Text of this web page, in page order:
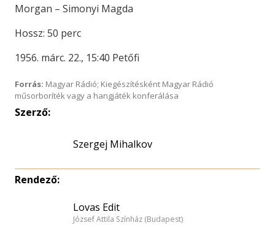
Morgan – Simonyi Magda
Hossz: 50 perc
1956. márc. 22., 15:40 Petőfi
Forrás: Magyar Rádió; Kiegészítésként Magyar Rádió
műsorboríték vagy a hangjáték konferálása
Szerző:
Szergej Mihalkov
Rendező:
Lovas Edit
József Attila Színház (Budapest)